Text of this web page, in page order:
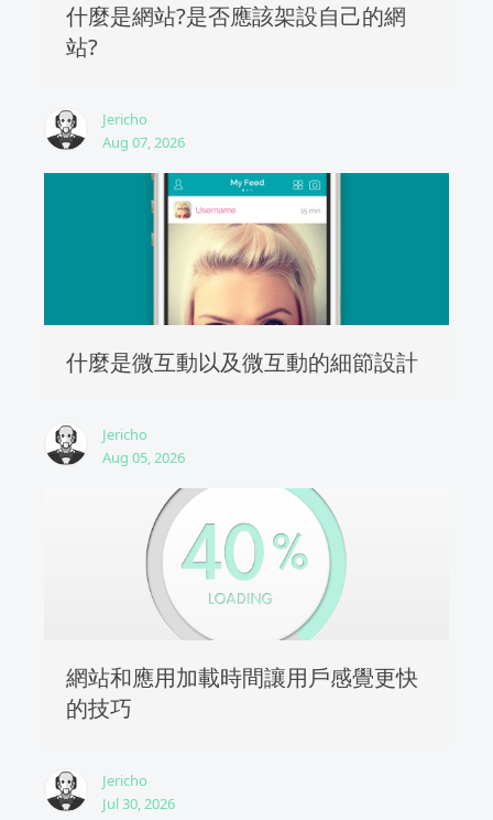
什麼是網站?是否應該架設自己的網
站?
Jericho
Aug 07, 2026
什麼是微互動以及微互動的細節設計
Jericho
Aug 05, 2026
網站和應用加載時間讓用戶感覺更快
的技巧
Jericho
Jul 30, 2026